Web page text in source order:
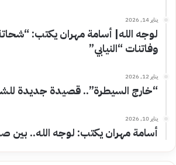
يناير 14, 2026
لوجه الله| أسامة مهران يكتب:
وفاتنات “النيابي”
يناير 12, 2026
“خارج السيطرة”.. قصيدة جديدة
يناير 10, 2026
أسامة مهران يكتب: لوجه الله.. بين